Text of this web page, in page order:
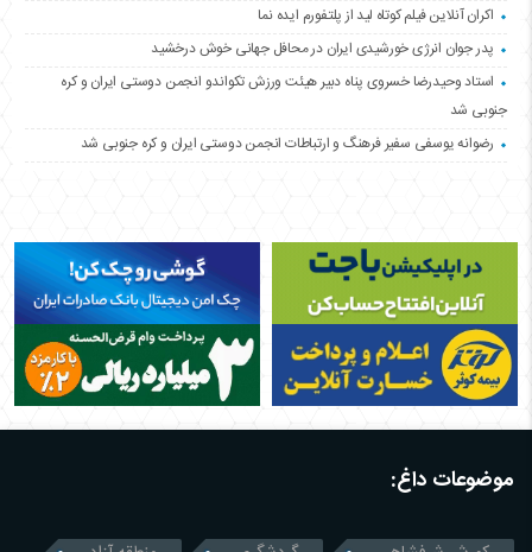
اکران آنلاین فیلم کوتاه لید از پلتفورم ایده نما
پدر جوان انرژی خورشیدی ایران در محافل جهانی خوش درخشید
استاد وحیدرضا خسروی پناه دبیر هیئت ورزش تکواندو انجمن دوستی ایران و کره
جنوبی شد
رضوانه یوسفی سفیر فرهنگ و ارتباطات انجمن دوستی ایران و کره جنوبی شد
موضوعات داغ: